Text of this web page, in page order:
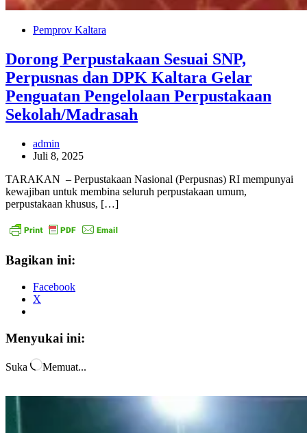
Pemprov Kaltara
Dorong Perpustakaan Sesuai SNP,
Perpusnas dan DPK Kaltara Gelar
Penguatan Pengelolaan Perpustakaan
Sekolah/Madrasah
admin
Juli 8, 2025
TARAKAN – Perpustakaan Nasional (Perpusnas) RI mempunyai
kewajiban untuk membina seluruh perpustakaan umum,
perpustakaan khusus, […]
Bagikan ini:
Facebook
X
Menyukai ini:
Suka Memuat...